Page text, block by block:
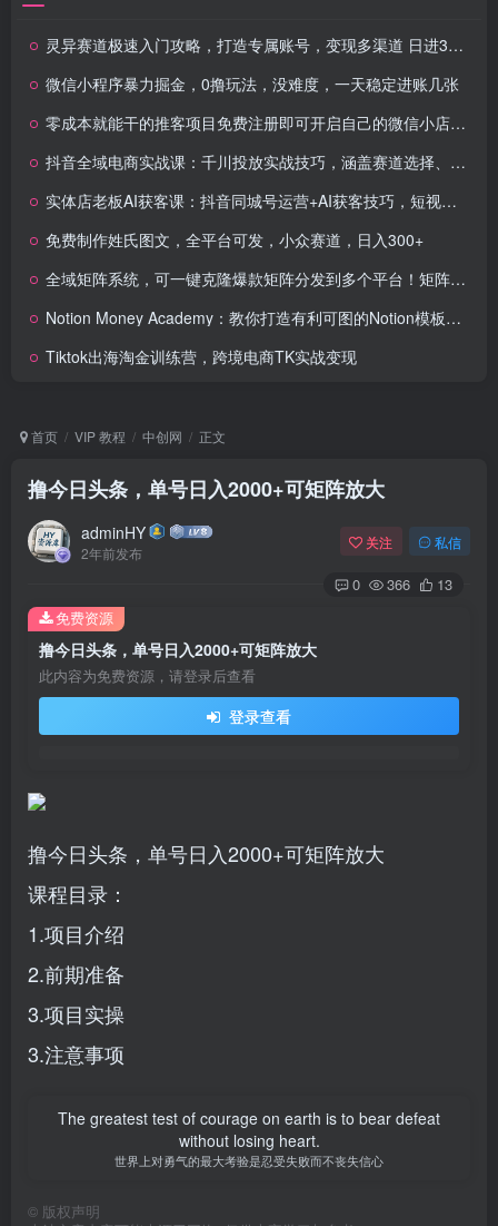
灵异赛道极速入门攻略，打造专属账号，变现多渠道 日进300+
微信小程序暴力掘金，0撸玩法，没难度，一天稳定进账几张
零成本就能干的推客项目免费注册即可开启自己的微信小店，配合视频号引流，带你轻松日入4位数
抖音全域电商实战课：千川投放实战技巧，涵盖赛道选择、经营策略制定/等等
实体店老板AI获客课：抖音同城号运营+AI获客技巧，短视频制作与发布策略
免费制作姓氏图文，全平台可发，小众赛道，日入300+
全域矩阵系统，可一键克隆爆款矩阵分发到多个平台！矩阵操作日引流500+！
Notion Money Academy：教你打造有利可图的Notion模板业务，赚取收入，打造无需露面的在线品牌
Tiktok出海淘金训练营，跨境电商TK实战变现
首页 VIP 教程 中创网 正文
撸今日头条，单号日入2000+可矩阵放大
adminHY
2年前发布
关注 私信
0 366 13
撸今日头条，单号日入2000+可矩阵放大
此内容为免费资源，请登录后查看
登录查看
免费资源
撸今日头条，单号日入2000+可矩阵放大
课程目录：
1.项目介绍
2.前期准备
3.项目实操
3.注意事项
The greatest test of courage on earth is to bear defeat
without losing heart.
世界上对勇气的最大考验是忍受失败而不丧失信心
© 版权声明